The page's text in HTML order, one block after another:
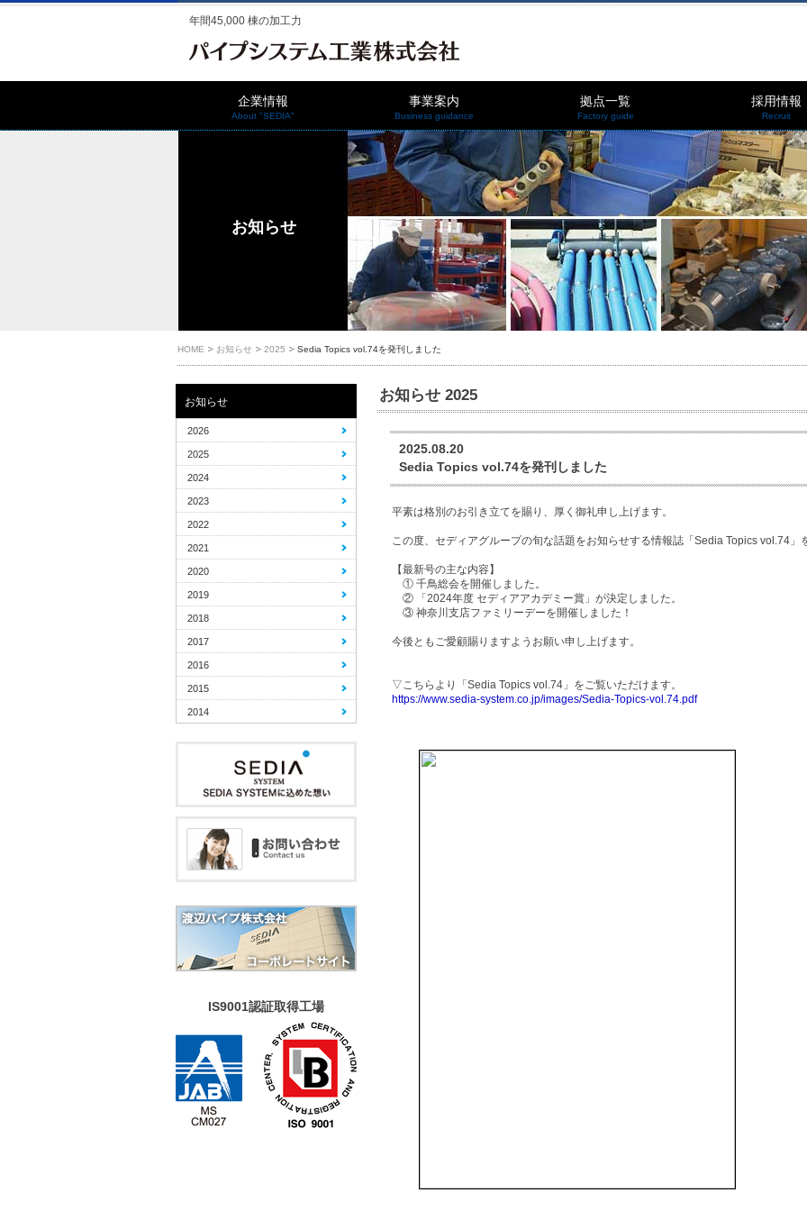
年間45,000 棟の加工力
企業情報
About "SEDIA"
事業案内
Business guidance
拠点一覧
Factory guide
採用情報
Recruit
お知らせ
HOME お知らせ 2025 Sedia Topics vol.74を発刊しました
お知らせ 2025
2025.08.20
Sedia Topics vol.74を発刊しました
平素は格別のお引き立てを賜り、厚く御礼申し上げます。
この度、セディアグループの旬な話題をお知らせする情報誌「Sedia Topics vol.74」
【最新号の主な内容】
① 千鳥総会を開催しました。
② 「2024年度 セディアアカデミー賞」が決定しました。
③ 神奈川支店ファミリーデーを開催しました！
今後ともご愛顧賜りますようお願い申し上げます。
▽こちらより「Sedia Topics vol.74」をご覧いただけます。
https://www.sedia-system.co.jp/images/Sedia-Topics-vol.74.pdf
お知らせ
2026
2025
2024
2023
2022
2021
2020
2019
2018
2017
2016
2015
2014
IS9001認証取得工場